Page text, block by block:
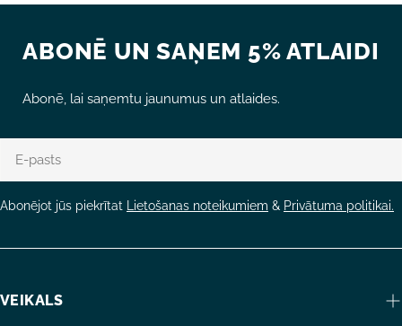
ABONĒ UN SAŅEM 5% ATLAIDI
Abonē, lai saņemtu jaunumus un atlaides.
pasts
Abonējot jūs piekrītat Lietošanas noteikumiem & Privātuma politikai.
VEIKALS